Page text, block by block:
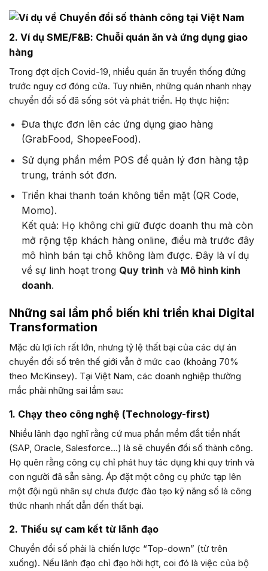
2. Ví dụ SME/F&B: Chuỗi quán ăn và ứng dụng giao
hàng
Trong đợt dịch Covid-19, nhiều quán ăn truyền thống đứng
trước nguy cơ đóng cửa. Tuy nhiên, những quán nhanh nhạy
chuyển đổi số đã sống sót và phát triển. Họ thực hiện:
Đưa thực đơn lên các ứng dụng giao hàng
(GrabFood, ShopeeFood).
Sử dụng phần mềm POS để quản lý đơn hàng tập
trung, tránh sót đơn.
Triển khai thanh toán không tiền mặt (QR Code,
Momo).
Kết quả: Họ không chỉ giữ được doanh thu mà còn
mở rộng tệp khách hàng online, điều mà trước đây
mô hình bán tại chỗ không làm được. Đây là ví dụ
về sự linh hoạt trong Quy trình và Mô hình kinh
doanh.
Những sai lầm phổ biến khi triển khai Digital
Transformation
Mặc dù lợi ích rất lớn, nhưng tỷ lệ thất bại của các dự án
chuyển đổi số trên thế giới vẫn ở mức cao (khoảng 70%
theo McKinsey). Tại Việt Nam, các doanh nghiệp thường
mắc phải những sai lầm sau:
1. Chạy theo công nghệ (Technology-first)
Nhiều lãnh đạo nghĩ rằng cứ mua phần mềm đắt tiền nhất
(SAP, Oracle, Salesforce…) là sẽ chuyển đổi số thành công.
Họ quên rằng công cụ chỉ phát huy tác dụng khi quy trình và
con người đã sẵn sàng. Áp đặt một công cụ phức tạp lên
một đội ngũ nhân sự chưa được đào tạo kỹ năng số là công
thức nhanh nhất dẫn đến thất bại.
2. Thiếu sự cam kết từ lãnh đạo
Chuyển đổi số phải là chiến lược “Top-down” (từ trên
xuống). Nếu lãnh đạo chỉ đạo hời hợt, coi đó là việc của bộ